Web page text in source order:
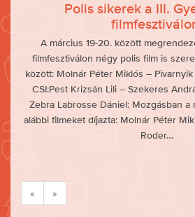
Polis sikerek a III.
A március 19-20. között
filmfesztiválon négy polis film is
között: Molnár Péter Miklós –
CSI:Pest Krizsán Lili – Szekeres
Zebra Labrosse Dániel: Mozgásban a
alábbi filmeket díjazta: Molnár Péter
Roder…
« »